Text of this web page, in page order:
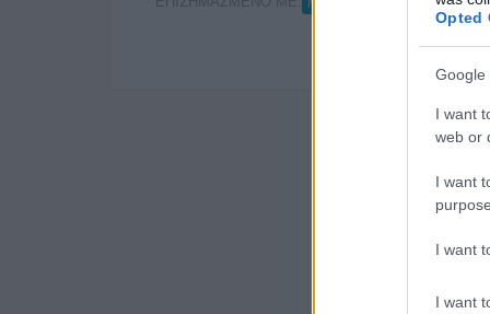
Opted
Google
I want
web or
I want
I want
I want